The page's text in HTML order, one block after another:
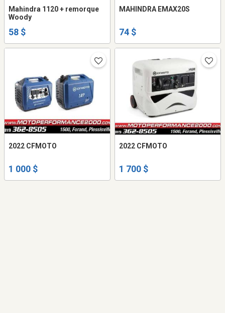
Mahindra 1120 + remorque
Woody
58 $
MAHINDRA EMAX20S
74 $
2022 CFMOTO
1 000 $
2022 CFMOTO
1 700 $